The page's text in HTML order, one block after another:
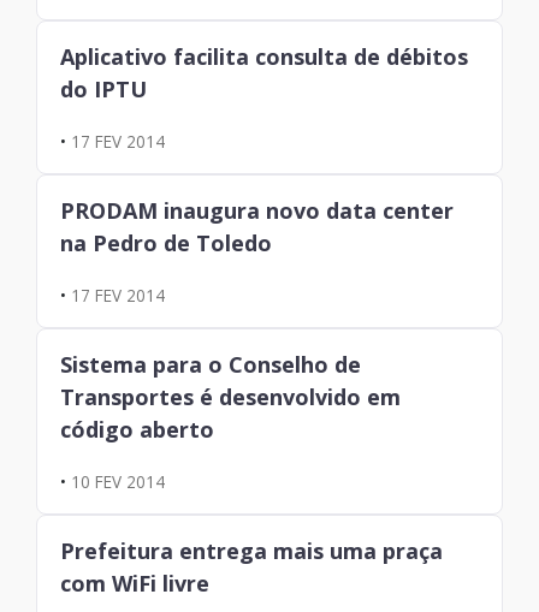
Aplicativo facilita consulta de débitos
do IPTU
• 17 FEV 2014
PRODAM inaugura novo data center
na Pedro de Toledo
• 17 FEV 2014
Sistema para o Conselho de
Transportes é desenvolvido em
código aberto
• 10 FEV 2014
Prefeitura entrega mais uma praça
com WiFi livre